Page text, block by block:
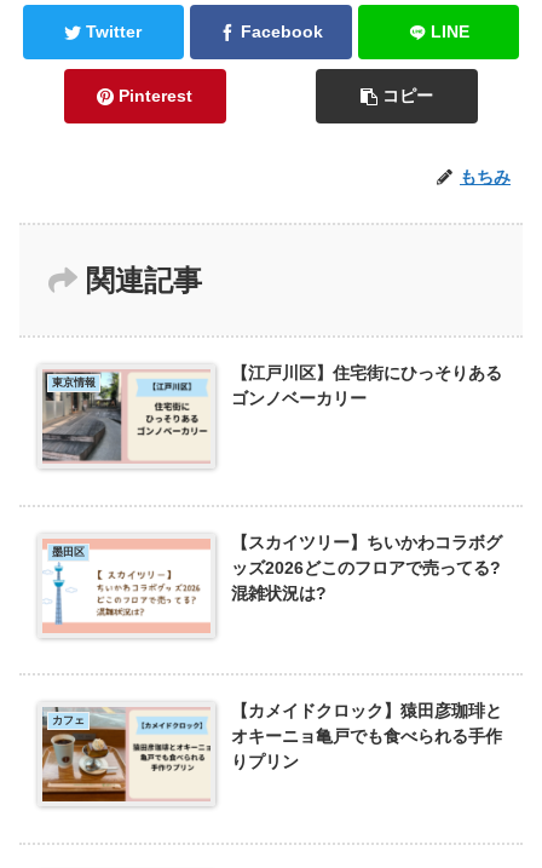
Twitter Facebook LINE
Pinterest コピー
もちみ
関連記事
東京情報
【江戸川区】住宅街にひっそりある
ゴンノベーカリー
墨田区
【スカイツリー】ちいかわコラボグ
ッズ2026どこのフロアで売ってる?
混雑状況は?
カフェ
【カメイドクロック】猿田彦珈琲と
オキーニョ亀戸でも食べられる手作
りプリン